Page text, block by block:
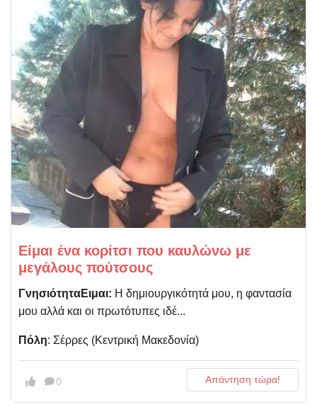
Είμαι ένα κορίτσι που καυλώνω με
μεγάλους πούτσους
ΓνησιότηταΕιμαι: Η δημιουργικότητά μου, η φαντασία
μου αλλά και οι πρωτότυπες ιδέ...
Πόλη: Σέρρες (Kεντρική Μακεδονία)
0 Απάντηση τώρα!